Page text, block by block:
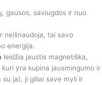
gausos, saviugdos ir nuo
tai savo
energija.
leidžia jaustis magnetiška,
yra kupina jausmingumo ir
ja), ji giliai save myli ir